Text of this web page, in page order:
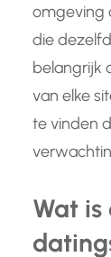
omgeving
die
belangrijk
van elke
te vinden
Wat is